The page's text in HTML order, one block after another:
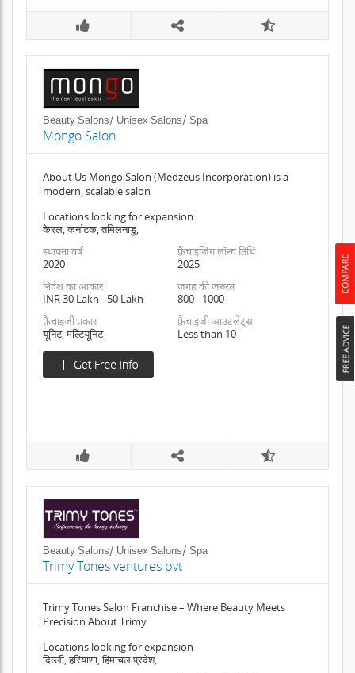
Beauty Salons/ Unisex Salons/ Spa
Mongo Salon
About Us Mongo Salon (Medzeus Incorporation) is a
modern, scalable salon
Locations looking for expansion
केरल, कर्नाटक, तमिलनाडु,
स्थापना वर्ष
2020
फ़्रैंचाइजिंग लॉन्च तिथि
2025
निवेश का आकार
INR 30 Lakh - 50 Lakh
जगह की जरुरत
800 - 1000
फ़्रैंचाइजी प्रकार
यूनिट, मल्टियूनिट
फ़्रैंचाइजी आउटलेट्स
Less than 10
Beauty Salons/ Unisex Salons/ Spa
Trimy Tones ventures pvt
Trimy Tones Salon Franchise – Where Beauty Meets
Precision About Trimy
Locations looking for expansion
दिल्ली, हरियाणा, हिमाचल प्रदेश,